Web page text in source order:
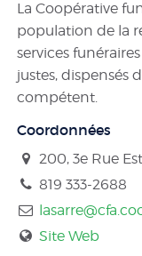
La Coopérative
population de la
services
justes, dispensés
compétent.
Coordonnées
200, 3e Rue
819 333-2688
Site Web